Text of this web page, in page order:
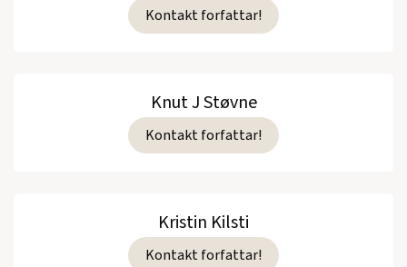
Kontakt forfattar!
Knut J Støvne
Kontakt forfattar!
Kristin Kilsti
Kontakt forfattar!